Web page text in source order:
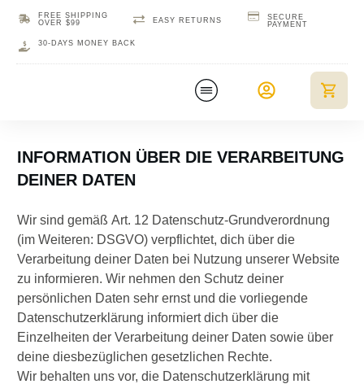
FREE SHIPPING
OVER $99
EASY RETURNS
SECURE
PAYMENT
30-DAYS MONEY BACK
INFORMATION ÜBER DIE VERARBEITUNG
DEINER DATEN
Wir sind gemäß Art. 12 Datenschutz-Grundverordnung
(im Weiteren: DSGVO) verpflichtet, dich über die
Verarbeitung deiner Daten bei Nutzung unserer Website
zu informieren. Wir nehmen den Schutz deiner
persönlichen Daten sehr ernst und die vorliegende
Datenschutzerklärung informiert dich über die
Einzelheiten der Verarbeitung deiner Daten sowie über
deine diesbezüglichen gesetzlichen Rechte.
Wir behalten uns vor, die Datenschutzerklärung mit